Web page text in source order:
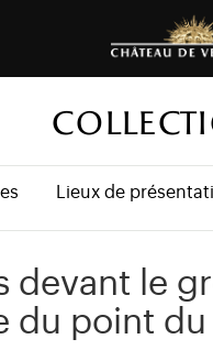
Lieux de
devant le
du point du